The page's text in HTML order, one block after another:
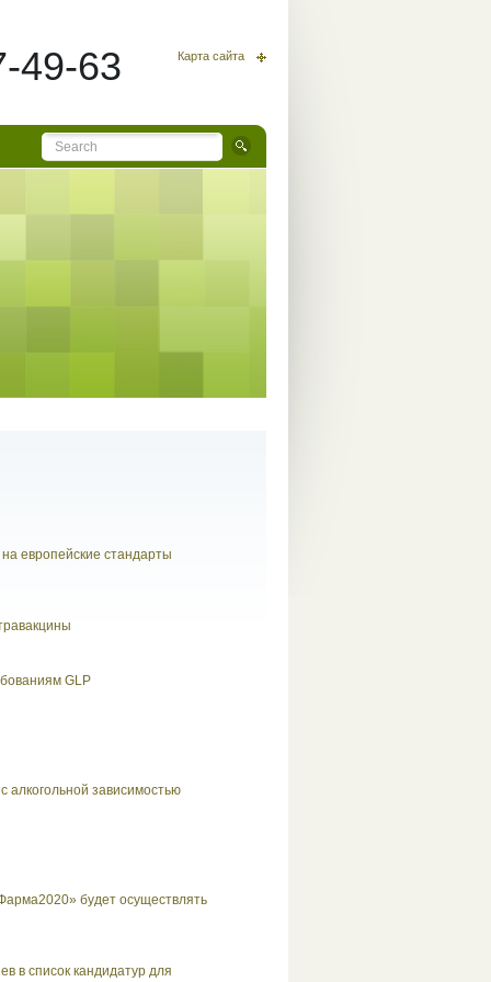
49-63 Карта сайта
европейские стандарты
GLP
алкогольной зависимостью
будет осуществлять
в список кандидатур для